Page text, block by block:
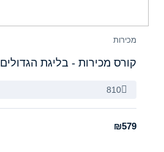
מכירות
קורס מכירות - בליגת הגדולים
810
₪579